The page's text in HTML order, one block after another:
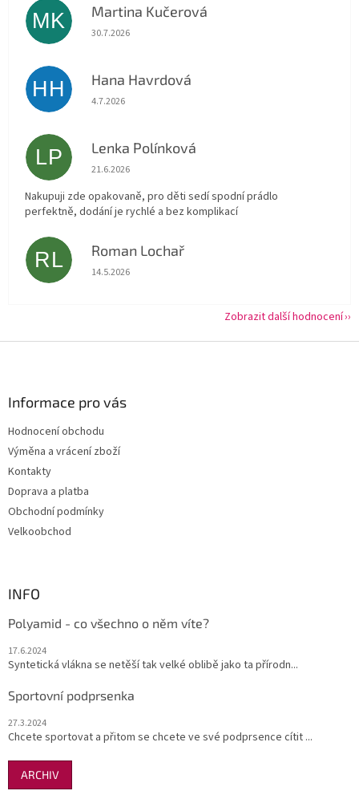
MK Martina Kučerová
Hodnocení obchodu je 5 z 5 hvězdiček.
30.7.2026
HH Hana Havrdová
Hodnocení obchodu je 5 z 5 hvězdiček.
4.7.2026
LP Lenka Polínková
Hodnocení obchodu je 5 z 5 hvězdiček.
21.6.2026
Nakupuji zde opakovaně, pro děti sedí spodní prádlo
perfektně, dodání je rychlé a bez komplikací
RL Roman Lochař
Hodnocení obchodu je 5 z 5 hvězdiček.
14.5.2026
Zobrazit další hodnocení
Informace pro vás
Hodnocení obchodu
Výměna a vrácení zboží
Kontakty
Doprava a platba
Obchodní podmínky
Velkoobchod
INFO
Polyamid - co všechno o něm víte?
17.6.2024
Syntetická vlákna se netěší tak velké oblibě jako ta přírodn...
Sportovní podprsenka
27.3.2024
Chcete sportovat a přitom se chcete ve své podprsence cítit ...
ARCHIV